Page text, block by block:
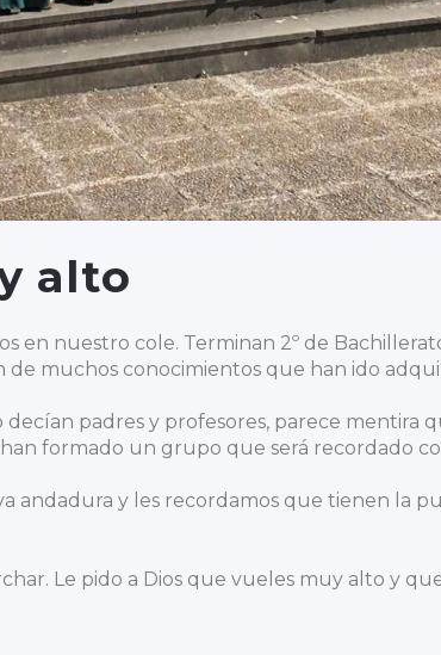
alto
en nuestro cole. Terminan 2º de
de muchos conocimientos que han ido
padres y profesores, parece mentira
formado un grupo que será recordado
andadura y les recordamos que tienen la
Le pido a Dios que vueles muy alto y